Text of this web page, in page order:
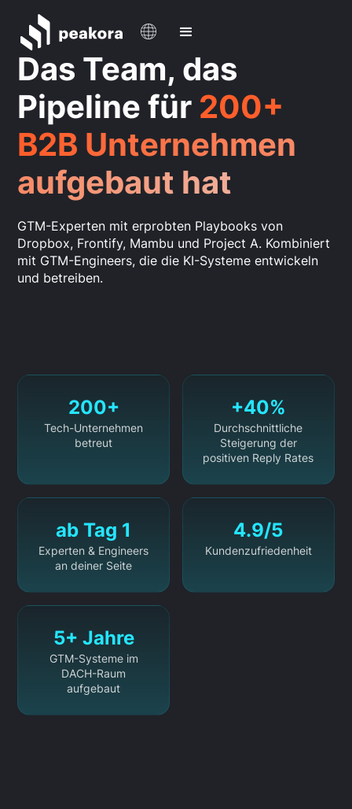
Das Team, das
Pipeline für 200+
B2B Unternehmen
aufgebaut hat
GTM-Experten mit erprobten Playbooks von
Dropbox, Frontify, Mambu und Project A. Kombiniert
mit GTM-Engineers, die die KI-Systeme entwickeln
und betreiben.
200+
Tech-Unternehmen
betreut
+40%
Durchschnittliche
Steigerung der
positiven Reply Rates
ab Tag 1
Experten & Engineers
an deiner Seite
4.9/5
Kundenzufriedenheit
5+ Jahre
GTM-Systeme im
DACH-Raum
aufgebaut